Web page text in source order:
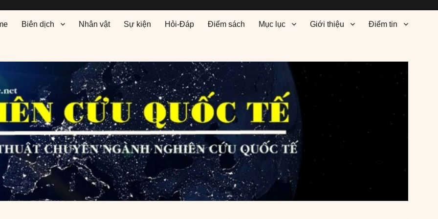
Biên dịch Nhân vật Sự kiện Hỏi-Đáp Điểm sách Mục lục Giới thiệu Điểm tin